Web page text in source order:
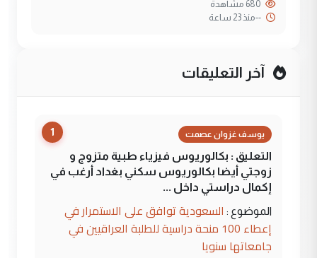
--منذ 23 ساعة
آخر التعليقات
1 يوسف غزوان عصمت
التعليق : بكالوريوس فيزياء طبية متزوج و
زوجتي أيضا بكالوريوس سكني بغداد أرغب في
إكمال دراستي داخل ...
الموضوع : السعودية توافق على الاستمرار في
إعطاء 100 منحة دراسية للطلبة العراقيين في
جامعاتها سنويا